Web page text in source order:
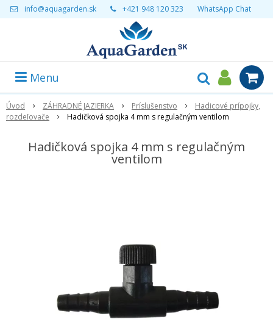
info@aquagarden.sk +421 948 120 323 WhatsApp Chat
Menu
Úvod ZÁHRADNÉ JAZIERKA Príslušenstvo
Hadicové prípojky,
rozdeľovače
Hadičková spojka 4 mm s regulačným ventilom
Hadičková spojka 4 mm s regulačným
ventilom